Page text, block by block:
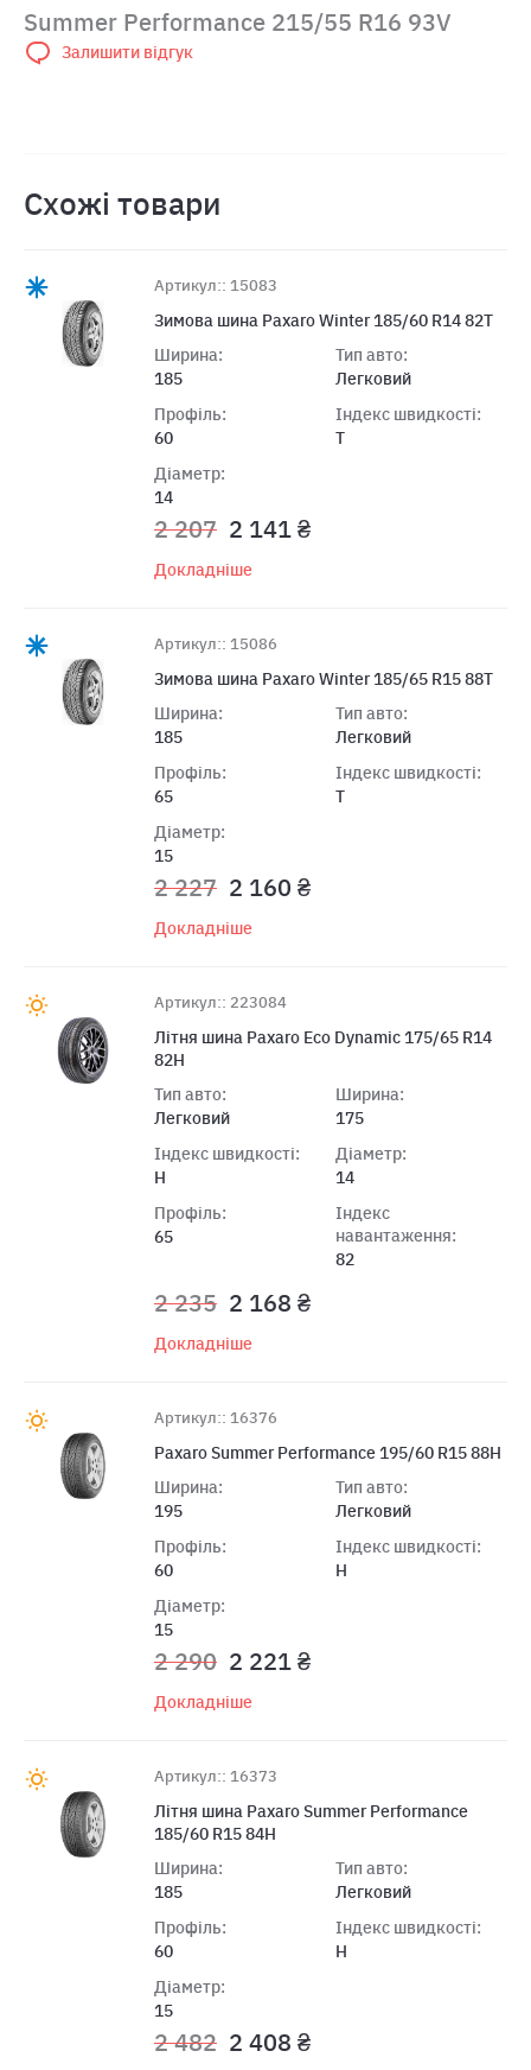
Summer Performance 215/55 R16 93V
Залишити відгук
Схожі товари
Артикул:: 15083
Зимова шина Paxaro Winter 185/60 R14 82T
Ширина:
185
Профіль:
60
Діаметр:
14
Тип авто:
Легковий
Індекс швидкості:
T
2 207 2 141 ₴
Докладніше
Артикул:: 15086
Зимова шина Paxaro Winter 185/65 R15 88T
Ширина:
185
Профіль:
65
Діаметр:
15
Тип авто:
Легковий
Індекс швидкості:
T
2 227 2 160 ₴
Докладніше
Артикул:: 223084
Літня шина Paxaro Eco Dynamic 175/65 R14
82H
Тип авто:
Легковий
Індекс швидкості:
H
Профіль:
65
Ширина:
175
Діаметр:
14
Індекс
навантаження:
82
2 235 2 168 ₴
Докладніше
Артикул:: 16376
Paxaro Summer Performance 195/60 R15 88H
Ширина:
195
Профіль:
60
Діаметр:
15
Тип авто:
Легковий
Індекс швидкості:
H
2 290 2 221 ₴
Докладніше
Артикул:: 16373
Літня шина Paxaro Summer Performance
185/60 R15 84H
Ширина:
185
Профіль:
60
Діаметр:
15
Тип авто:
Легковий
Індекс швидкості:
H
2 482 2 408 ₴